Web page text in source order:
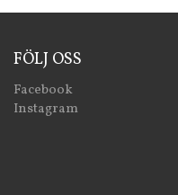
FÖLJ OSS
Facebook
Instagram